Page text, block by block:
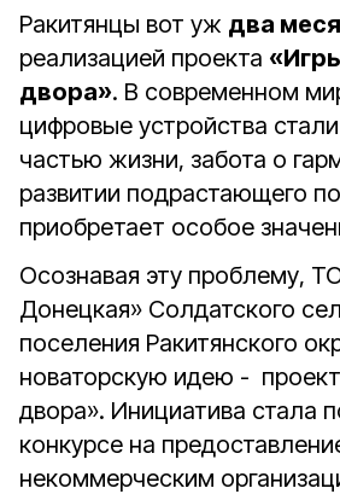
Ракитянцы вот уж два
реализацией проекта
двора». В современном
цифровые устройства
частью жизни, забота о
развитии подрастающего
приобретает особое
Осознавая эту проблему,
Донецкая» Солдатского
поселения Ракитянского
новаторскую идею -
двора». Инициатива стала
конкурсе на
некоммерческим